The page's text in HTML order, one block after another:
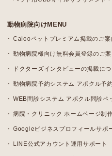
動物病院向けMENU
Calooペットプレミアム掲載のご案
動物病院様向け無料会員登録のご案
ドクターズインタビューの掲載に
動物病院予約システム アポクル予
WEB問診システム アポクル問診ペ
病院・クリニック ホームページ制
Googleビジネスプロフィールサポ
LINE公式アカウント運用サポート